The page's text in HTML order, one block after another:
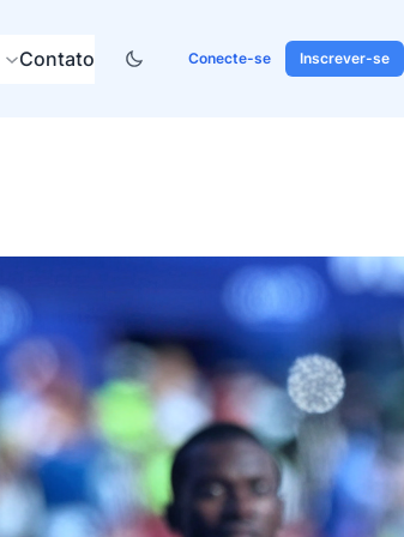
Contato Conecte-se Inscrever-se